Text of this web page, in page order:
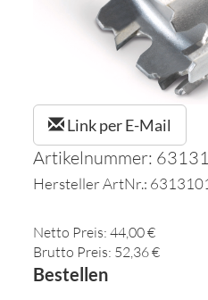
Link per E-Mail
Artikelnummer:
Hersteller ArtNr.:
Netto Preis: 44,00 €
Brutto Preis: 52,36 €
Bestellen